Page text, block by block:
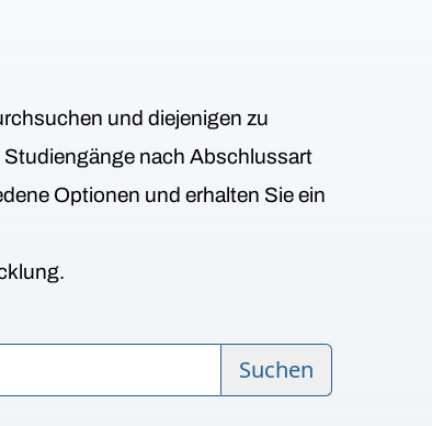
und diejenigen zu
Studiengänge nach Abschlussart
Optionen und erhalten Sie ein
Suchen